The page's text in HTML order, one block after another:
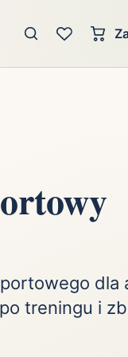
Lans i
Magię
Potencjał
dla
treningu i